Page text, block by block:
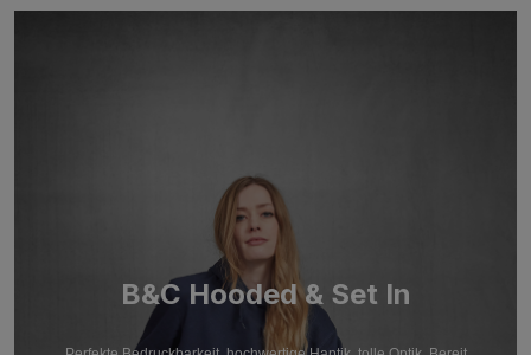
B&C Hooded & Set In